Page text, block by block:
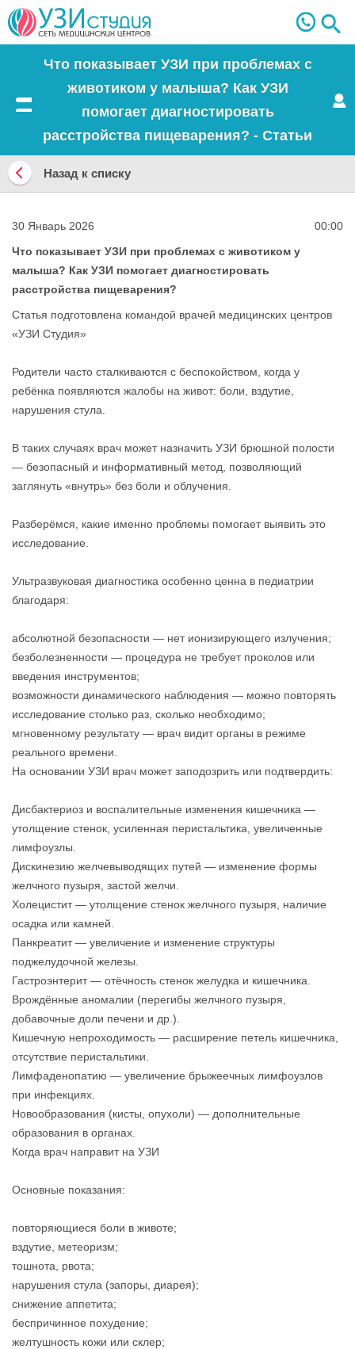
Что показывает УЗИ при проблемах с
животиком у малыша? Как УЗИ
помогает диагностировать
расстройства пищеварения? - Статьи
Назад
к
списку
Назад к списку
30 Январь 2026
00:00
Что показывает УЗИ при проблемах с животиком у
малыша? Как УЗИ помогает диагностировать
расстройства пищеварения?
Статья подготовлена командой врачей медицинских центров
«УЗИ Студия»
Родители часто сталкиваются с беспокойством, когда у
ребёнка появляются жалобы на живот: боли, вздутие,
нарушения стула.
В таких случаях врач может назначить УЗИ брюшной полости
— безопасный и информативный метод, позволяющий
заглянуть «внутрь» без боли и облучения.
Разберёмся, какие именно проблемы помогает выявить это
исследование.
Ультразвуковая диагностика особенно ценна в педиатрии
благодаря:
абсолютной безопасности — нет ионизирующего излучения;
безболезненности — процедура не требует проколов или
введения инструментов;
возможности динамического наблюдения — можно повторять
исследование столько раз, сколько необходимо;
мгновенному результату — врач видит органы в режиме
реального времени.
На основании УЗИ врач может заподозрить или подтвердить:
Дисбактериоз и воспалительные изменения кишечника —
утолщение стенок, усиленная перистальтика, увеличенные
лимфоузлы.
Дискинезию желчевыводящих путей — изменение формы
желчного пузыря, застой желчи.
Холецистит — утолщение стенок желчного пузыря, наличие
осадка или камней.
Панкреатит — увеличение и изменение структуры
поджелудочной железы.
Гастроэнтерит — отёчность стенок желудка и кишечника.
Врождённые аномалии (перегибы желчного пузыря,
добавочные доли печени и др.).
Кишечную непроходимость — расширение петель кишечника,
отсутствие перистальтики.
Лимфаденопатию — увеличение брыжеечных лимфоузлов
при инфекциях.
Новообразования (кисты, опухоли) — дополнительные
образования в органах.
Когда врач направит на УЗИ
Основные показания:
повторяющиеся боли в животе;
вздутие, метеоризм;
тошнота, рвота;
нарушения стула (запоры, диарея);
снижение аппетита;
беспричинное похудение;
желтушность кожи или склер;